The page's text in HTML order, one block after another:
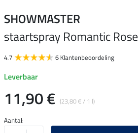
SHOWMASTER
staartspray Romantic Rose
4.7 6 Klantenbeoordeling
Leverbaar
11,90 € (23,80 € / 1 l)
Aantal: